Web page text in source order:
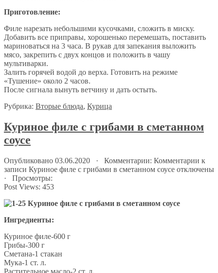
Приготовление:
Филе нарезать небольшими кусочками, сложить в миску.
Добавить все приправы, хорошенько перемешать, поставить
мариноваться на 3 часа. В рукав для запекания выложить
мясо, закрепить с двух концов и положить в чашу
мультиварки.
Залить горячей водой до верха. Готовить на режиме
«Тушение» около 2 часов.
После сигнала вынуть ветчину и дать остыть.
Рубрика: Вторые блюда, Курица
Куриное филе с грибами в сметанном
соусе
Опубликовано 03.06.2020 · Комментарии: Комментарии к
записи Куриное филе с грибами в сметанном соусе отключены
· Просмотры:
Post Views: 453
Ингредиенты:
Куриное филе-600 г
Грибы-300 г
Сметана-1 стакан
Мука-1 ст. л.
Растительное масло-2 ст. л.